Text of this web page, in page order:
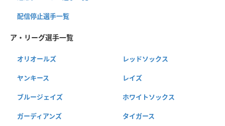
配信停止選手一覧
ア・リーグ選手一覧
オリオールズ レッドソックス
ヤンキース レイズ
ブルージェイズ ホワイトソックス
ガーディアンズ タイガース